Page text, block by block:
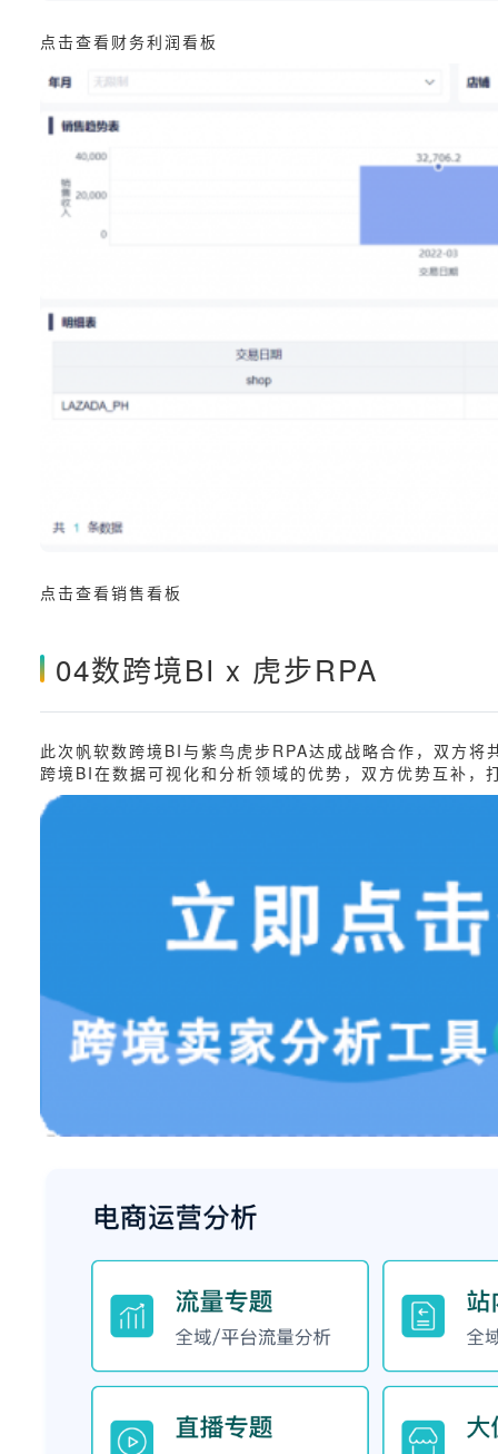
点击查看财务利润看板
点击查看销售看板
04数跨境BI x 虎步RPA
此次帆软数跨境BI与紫鸟虎步RPA达成战略合作，双方
跨境BI在数据可视化和分析领域的优势，双方优势互补